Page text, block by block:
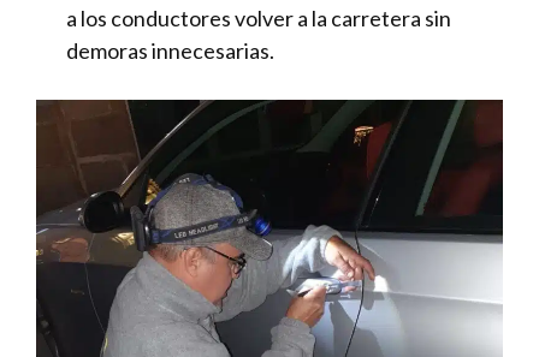
a los conductores volver a la carretera sin
demoras innecesarias.